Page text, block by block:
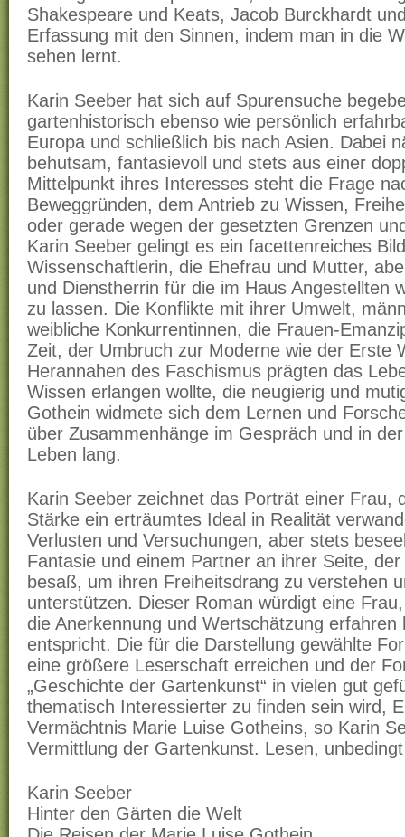
Shakespeare und Keats, Jacob Burckhardt
Erfassung mit den Sinnen, indem man in die
sehen lernt.
Karin Seeber hat sich auf Spurensuche
gartenhistorisch ebenso wie persönlich
Europa und schließlich bis nach Asien. Dabei
behutsam, fantasievoll und stets aus einer
Mittelpunkt ihres Interesses steht die Frage
Beweggründen, dem Antrieb zu Wissen,
oder gerade wegen der gesetzten Grenzen
Karin Seeber gelingt es ein facettenreiches
Wissenschaftlerin, die Ehefrau und Mutter,
und Dienstherrin für die im Haus Angestellten
zu lassen. Die Konflikte mit ihrer Umwelt,
weibliche Konkurrentinnen, die Frauen-
Zeit, der Umbruch zur Moderne wie der Erste
Herannahen des Faschismus prägten das
Wissen erlangen wollte, die neugierig und
Gothein widmete sich dem Lernen und
über Zusammenhänge im Gespräch und in
Leben lang.
Karin Seeber zeichnet das Porträt einer Frau,
Stärke ein erträumtes Ideal in Realität
Verlusten und Versuchungen, aber stets
Fantasie und einem Partner an ihrer Seite,
besaß, um ihren Freiheitsdrang zu verstehen
unterstützen. Dieser Roman würdigt eine
die Anerkennung und Wertschätzung
entspricht. Die für die Darstellung gewählte
eine größere Leserschaft erreichen und der
„Geschichte der Gartenkunst“ in vielen gut
thematisch Interessierter zu finden sein wird,
Vermächtnis Marie Luise Gotheins, so Karin
Vermittlung der Gartenkunst. Lesen,
Karin Seeber
Hinter den Gärten die Welt